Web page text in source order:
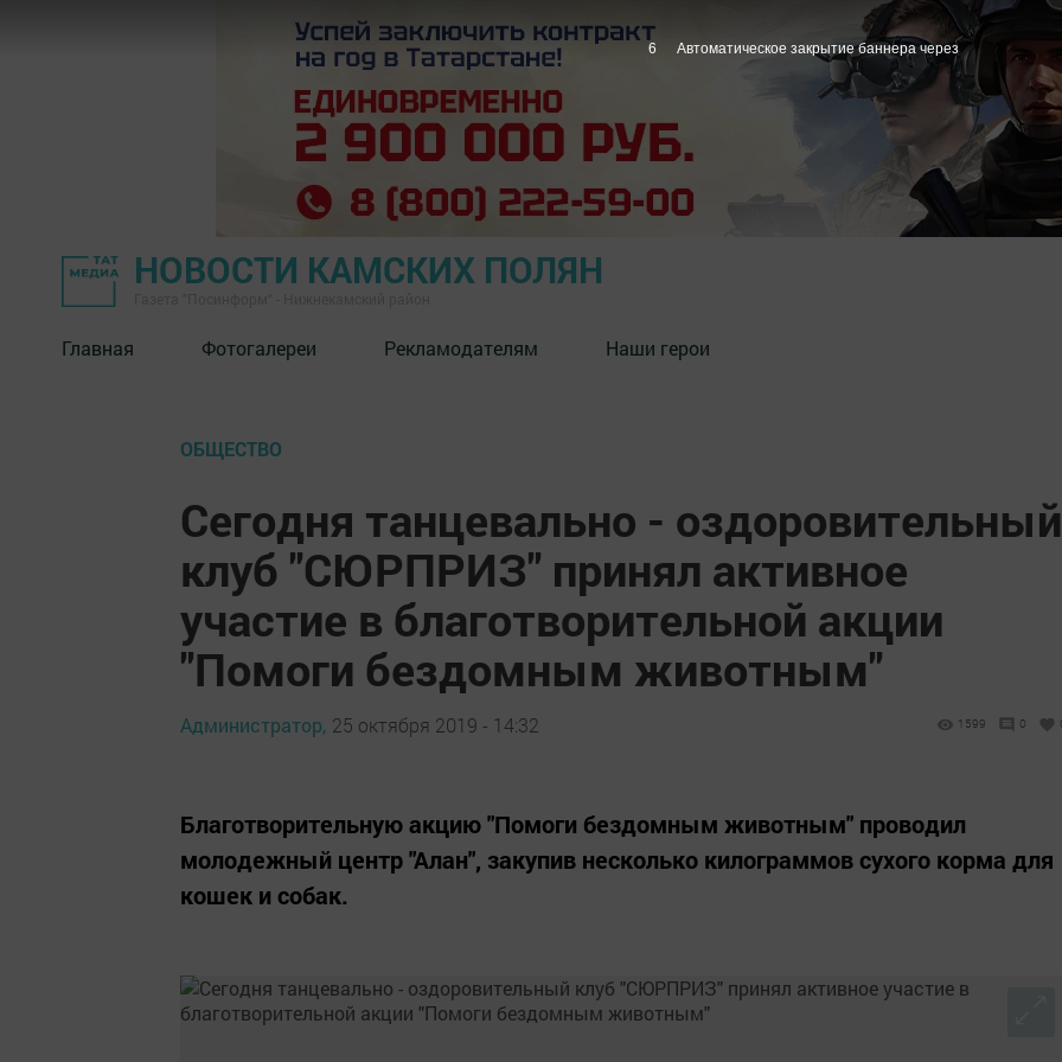
НОВОСТИ КАМСКИХ ПОЛЯН
Главная Фотогалереи Рекламодателям Наши герои
ОБЩЕСТВО
Сегодня танцевально - оздоровительный
клуб "СЮРПРИЗ" принял активное
участие в благотворительной акции
"Помоги бездомным животным"
Администратор, 25 октября 2019 - 14:32 1599 0
Благотворительную акцию "Помоги бездомным животным" проводил
молодежный центр "Алан", закупив несколько килограммов сухого корма для
кошек и собак.
5 Автоматическое закрытие баннера через